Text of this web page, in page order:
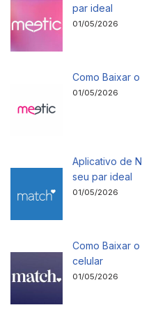
par ideal
01/05/2026
Como Baixar
01/05/2026
Aplicativo de
seu par ideal
01/05/2026
Como Baixar
celular
01/05/2026